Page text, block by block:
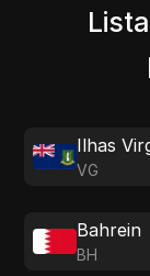
Ilhas
VG
Bahrein
BH